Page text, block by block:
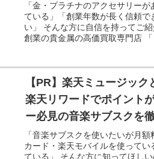
「金・プラチナのアクセサリー
ている」「創業年数が長く信頼
い」 そんな方に自信を持ってご
創業の貴金属の高価買取専門店 「
【PR】楽天ミュージッ
楽天リワードでポイント
ー必見の音楽サブスクを
「音楽サブスクを使いたいが月
カード・楽天モバイルを使って
ている」 そんな方に知ってほし